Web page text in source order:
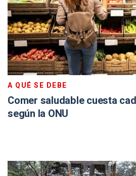
A QUÉ SE DEBE
Comer saludable cuesta
según la ONU